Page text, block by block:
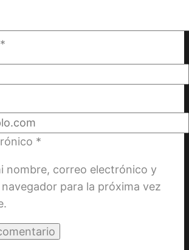
*
*
nombre, correo electrónico y
para la próxima vez